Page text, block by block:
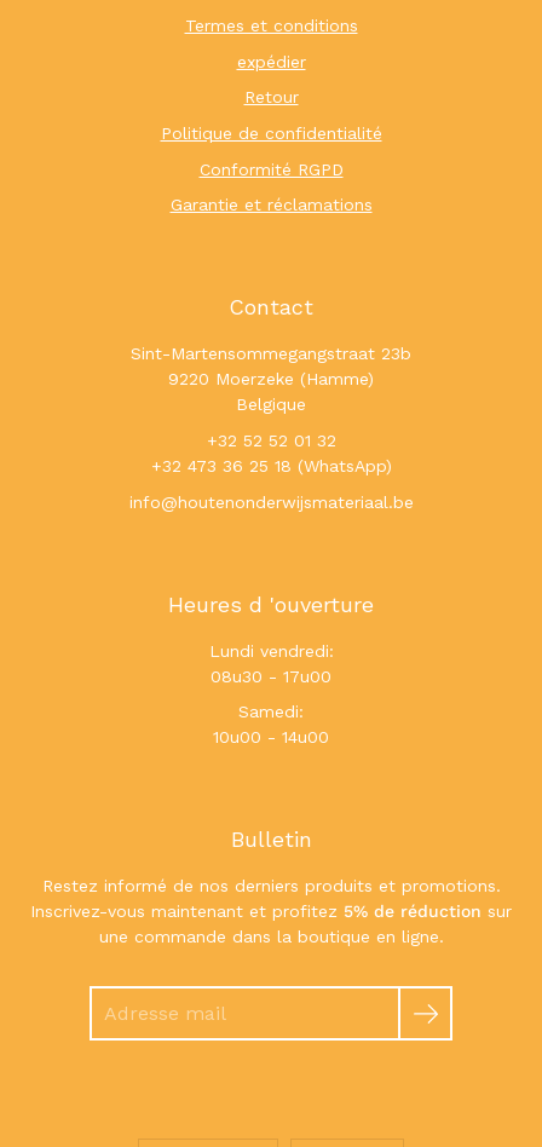
Termes et conditions
expédier
Retour
Politique de confidentialité
Conformité RGPD
Garantie et réclamations
Contact
Sint-Martensommegangstraat 23b
9220 Moerzeke (Hamme)
Belgique
+32 52 52 01 32
+32 473 36 25 18 (WhatsApp)
info@houtenonderwijsmateriaal.be
Heures d 'ouverture
Lundi vendredi:
08u30 - 17u00
Samedi:
10u00 - 14u00
Bulletin
Restez informé de nos derniers produits et promotions.
Inscrivez-vous maintenant et profitez 5% de réduction sur
une commande dans la boutique en ligne.